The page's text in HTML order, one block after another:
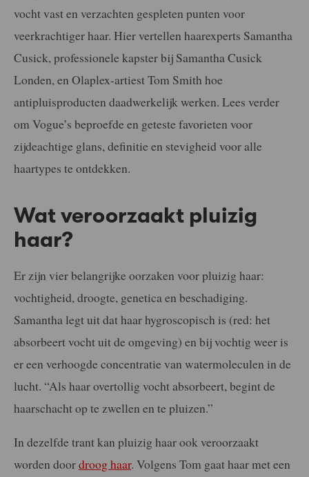
vocht vast en verzachten gespleten punten voor
veerkrachtiger haar. Hier vertellen haarexperts Samantha
Cusick, professionele kapster bij Samantha Cusick
Londen, en Olaplex-artiest Tom Smith hoe
antipluisproducten daadwerkelijk werken. Lees verder
om Vogue’s beproefde en geteste favorieten voor
zijdeachtige glans, definitie en stevigheid voor alle
haartypes te ontdekken.
Wat veroorzaakt pluizig
haar?
Er zijn vier belangrijke oorzaken voor pluizig haar:
vochtigheid, droogte, genetica en beschadiging.
Samantha legt uit dat haar hygroscopisch is (red: het
absorbeert vocht uit de omgeving) en bij vochtig weer is
er een verhoogde concentratie van watermoleculen in de
lucht. “Als haar overtollig vocht absorbeert, begint de
haarschacht op te zwellen en te pluizen.”
In dezelfde trant kan pluizig haar ook veroorzaakt
worden doordroog haar. Volgens Tom gaat haar met een